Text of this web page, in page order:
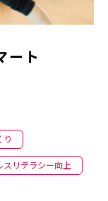
ート
り
スリテラシー向上